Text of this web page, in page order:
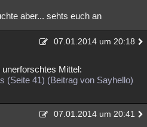
aber... sehts euch an
07.01.2014 um 20:18
Mittel:
(Seite 41) (Beitrag von Sayhello)
07.01.2014 um 20:41